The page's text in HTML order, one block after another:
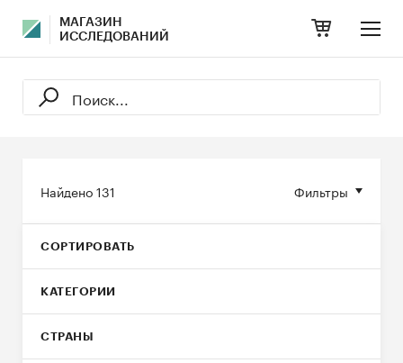
МАГАЗИН
ИССЛЕДОВАНИЙ
Фильтры
Найдено131
СОРТИРОВАТЬ
КАТЕГОРИИ
СТРАНЫ